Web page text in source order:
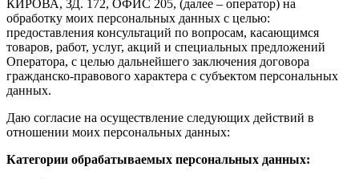
КИРОВА, ЗД. 172, ОФИС 205, (далее – оператор) на
обработку моих персональных данных с целью:
предоставления консультаций по вопросам, касающимся
товаров, работ, услуг, акций и специальных предложений
Оператора, с целью дальнейшего заключения договора
гражданско-правового характера с субъектом персональных
данных.
Даю согласие на осуществление следующих действий в
отношении моих персональных данных:
Категории обрабатываемых персональных данных: